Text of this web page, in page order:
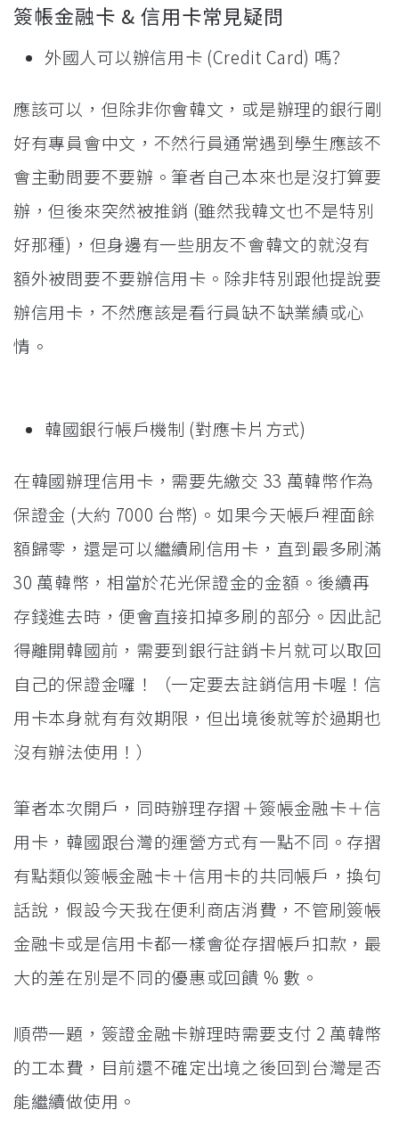
簽帳金融卡 & 信用卡常見疑問
外國人可以辦信用卡 (Credit Card) 嗎?
應該可以，但除非你會韓文，或是辦理的銀行剛
好有專員會中文，不然行員通常遇到學生應該不
會主動問要不要辦。筆者自己本來也是沒打算要
辦，但後來突然被推銷 (雖然我韓文也不是特別
好那種)，但身邊有一些朋友不會韓文的就沒有
額外被問要不要辦信用卡。除非特別跟他提說要
辦信用卡，不然應該是看行員缺不缺業績或心
情。
韓國銀行帳戶機制 (對應卡片方式)
在韓國辦理信用卡，需要先繳交 33 萬韓幣作為
保證金 (大約 7000 台幣)。如果今天帳戶裡面餘
額歸零，還是可以繼續刷信用卡，直到最多刷滿
30 萬韓幣，相當於花光保證金的金額。後續再
存錢進去時，便會直接扣掉多刷的部分。因此記
得離開韓國前，需要到銀行註銷卡片就可以取回
自己的保證金囉！（一定要去註銷信用卡喔！信
用卡本身就有有效期限，但出境後就等於過期也
沒有辦法使用！）
筆者本次開戶，同時辦理存摺＋簽帳金融卡＋信
用卡，韓國跟台灣的運營方式有一點不同。存摺
有點類似簽帳金融卡＋信用卡的共同帳戶，換句
話說，假設今天我在便利商店消費，不管刷簽帳
金融卡或是信用卡都一樣會從存摺帳戶扣款，最
大的差在別是不同的優惠或回饋 % 數。
順帶一題，簽證金融卡辦理時需要支付 2 萬韓幣
的工本費，目前還不確定出境之後回到台灣是否
能繼續做使用。